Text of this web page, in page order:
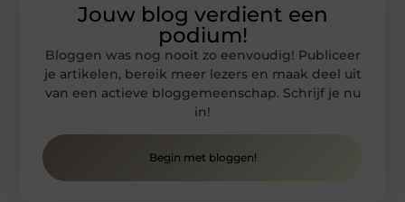
Jouw blog verdient een
podium!
Bloggen was nog nooit zo eenvoudig! Publiceer
je artikelen, bereik meer lezers en maak deel uit
van een actieve bloggemeenschap. Schrijf je nu
in!
Begin met bloggen!